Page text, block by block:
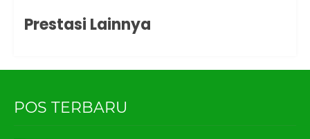
Prestasi Lainnya
POS TERBARU